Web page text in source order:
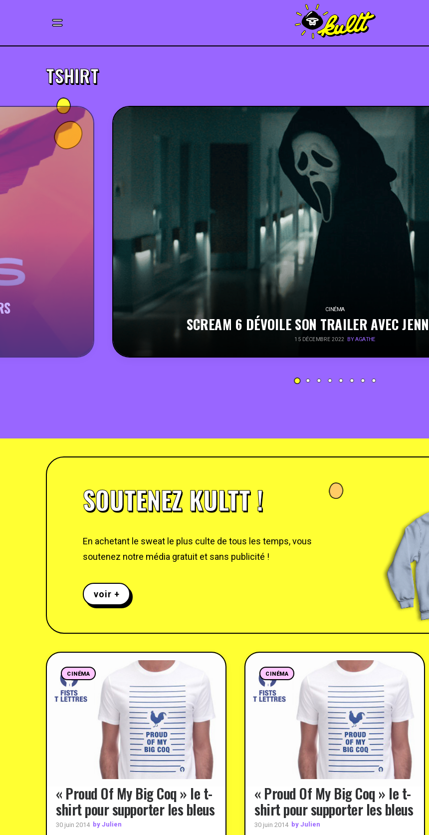
TSHIRT
CINÉMA
SCREAM 6 DÉVOILE SON TRAILER AVEC
15 DÉCEMBRE 2022 BY AGATHE
SOUTENEZ KULTT !
En achetant le sweat le plus culte de tous les temps, vous
soutenez notre média gratuit et sans publicité !
voir +
CINÉMA
« Proud Of My Big Coq » le t-
shirt pour supporter les bleus
30 juin 2014 by Julien
CINÉMA
« Proud Of My Big Coq » le t-
shirt pour supporter les bleus
30 juin 2014 by Julien